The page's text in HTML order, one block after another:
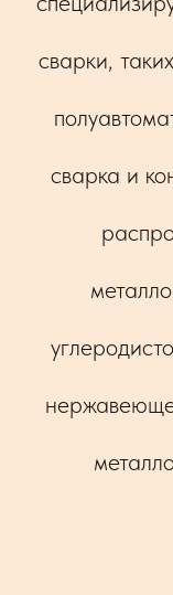
сварки,
сварка и